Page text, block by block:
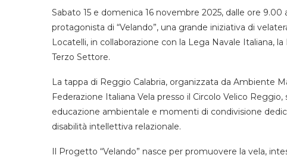
Sabato 15 e domenica 16 novembre 2025, dalle ore 9.00
protagonista di “Velando”, una grande iniziativa di
Locatelli, in collaborazione con la Lega Navale Italiana,
Terzo Settore.
La tappa di Reggio Calabria, organizzata da Ambiente
Federazione Italiana Vela presso il Circolo Velico
educazione ambientale e momenti di condivisione
disabilità intellettiva relazionale.
Il Progetto “Velando” nasce per promuovere la vela,